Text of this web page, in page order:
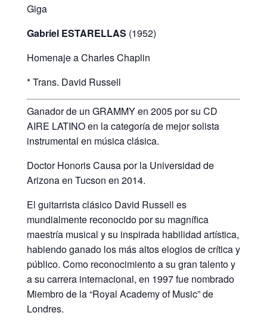
Giga
Gabriel ESTARELLAS (1952)
Homenaje a Charles Chaplin
* Trans. David Russell
Ganador de un GRAMMY en 2005 por su CD
AIRE LATINO en la categoría de mejor solista
instrumental en música clásica.
Doctor Honoris Causa por la Universidad de
Arizona en Tucson en 2014.
El guitarrista clásico David Russell es
mundialmente reconocido por su magnífica
maestría musical y su inspirada habilidad artística,
habiendo ganado los más altos elogios de crítica y
público. Como reconocimiento a su gran talento y
a su carrera internacional, en 1997 fue nombrado
Miembro de la “Royal Academy of Music” de
Londres.